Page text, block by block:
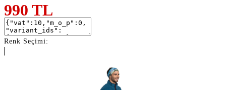
990 TL
Renk Seçimi: